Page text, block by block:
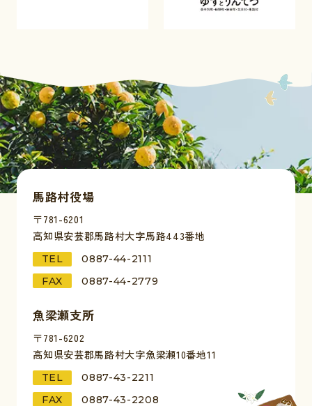
馬路村役場
〒781-6201
高知県安芸郡馬路村大字馬路443番地
TEL
0887-44-2111
FAX
0887-44-2779
魚梁瀬支所
〒781-6202
高知県安芸郡馬路村大字魚梁瀬10番地11
TEL
0887-43-2211
FAX
0887-43-2208